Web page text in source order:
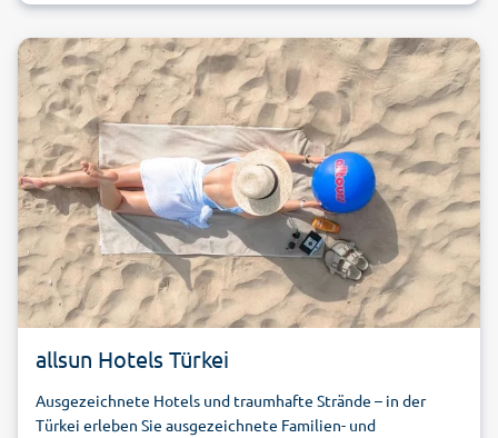
allsun Hotels Türkei
Ausgezeichnete Hotels und traumhafte Strände – in der
Türkei erleben Sie ausgezeichnete Familien- und